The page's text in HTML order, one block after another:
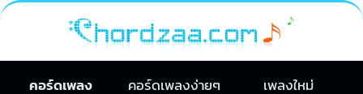
คอร์ดเพลง คอร์ดเพลงง่ายๆ
เพลงใหม่